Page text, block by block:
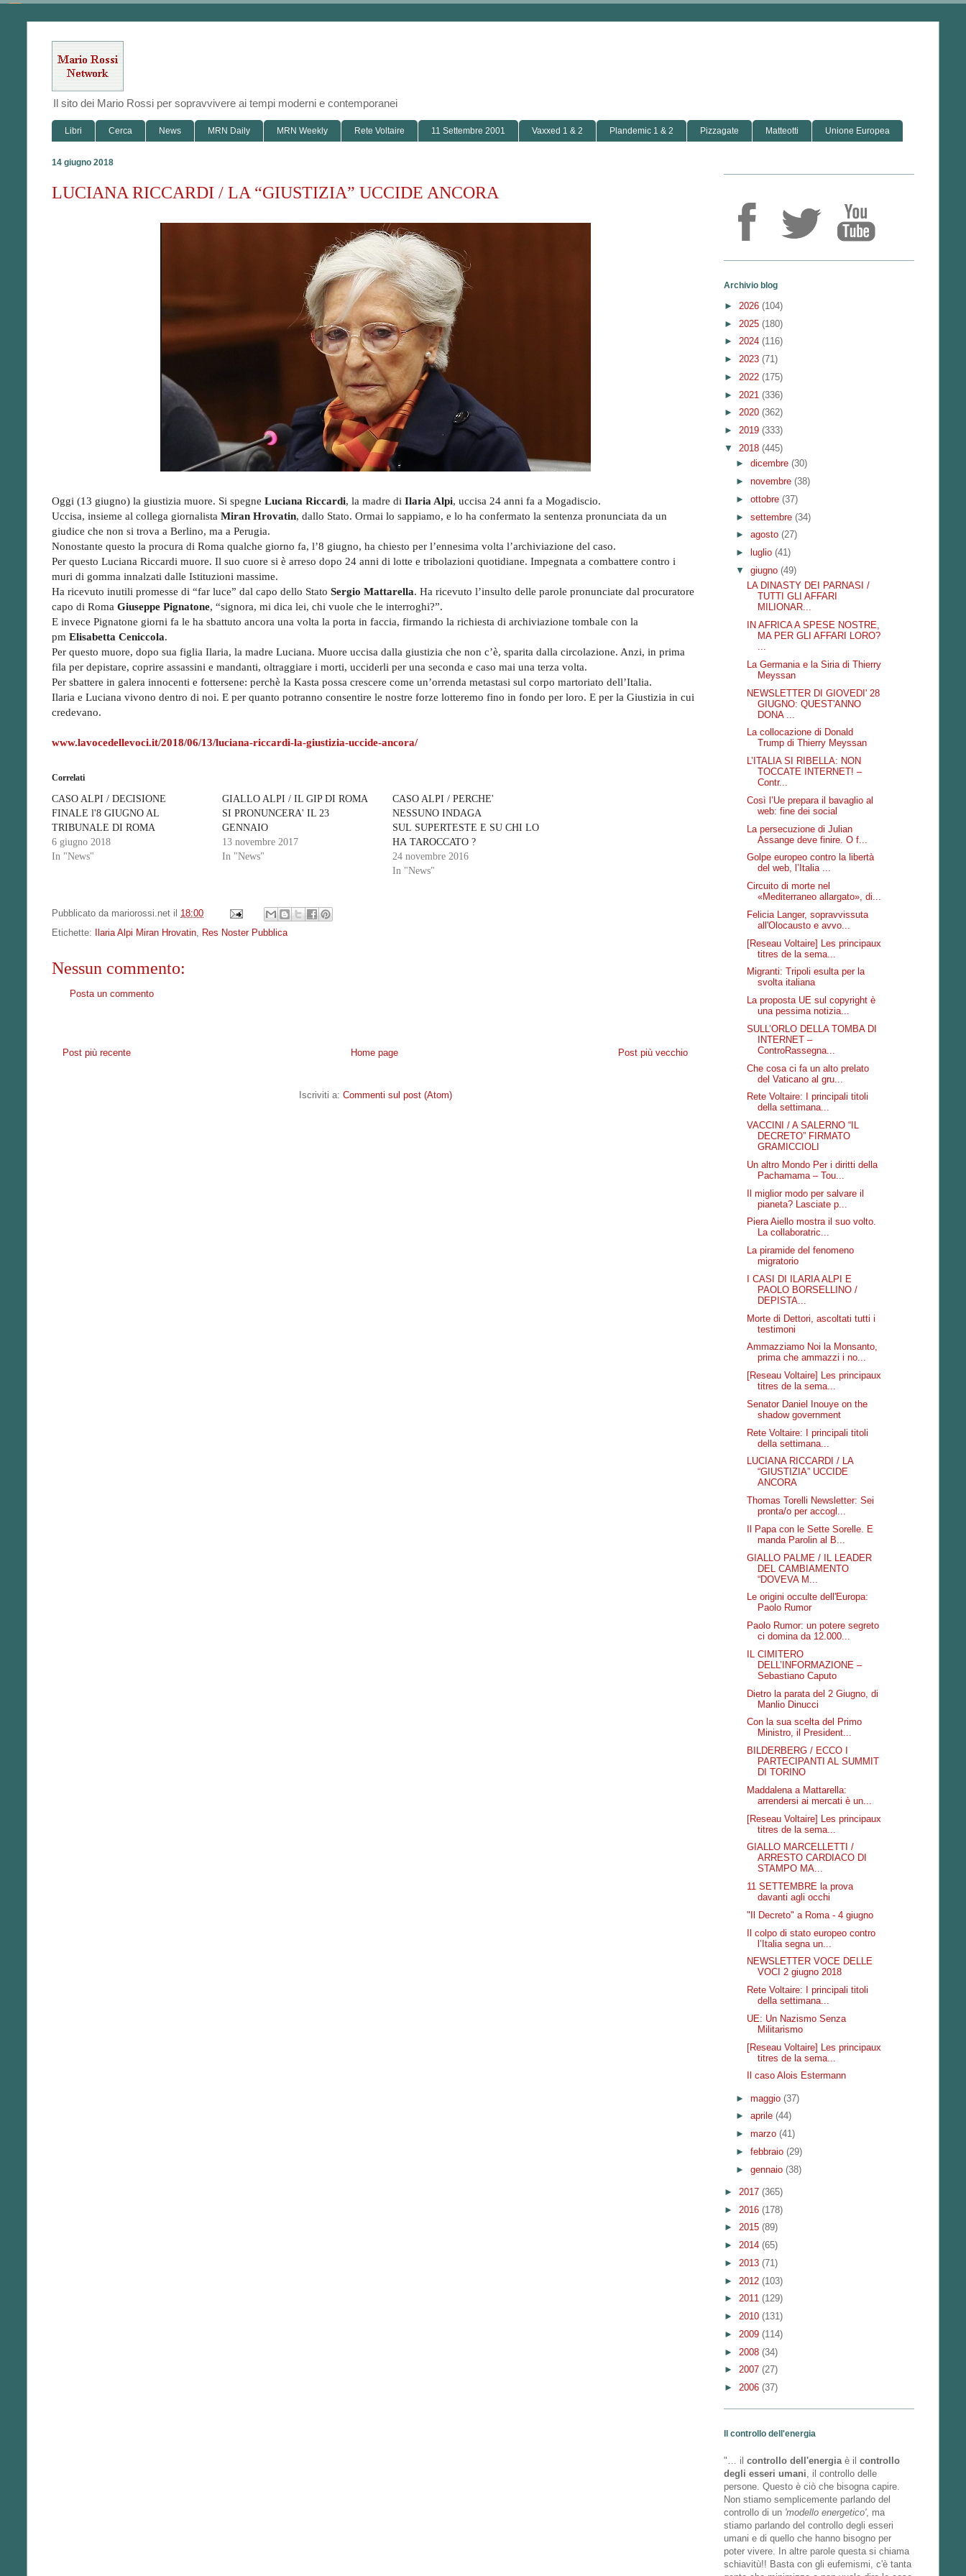
Il sito dei Mario Rossi per sopravvivere ai tempi moderni e contemporanei
Libri Cerca News MRN Daily MRN Weekly Rete Voltaire 11 Settembre 2001 Vaxxed 1 & 2 Plandemic 1 & 2 Pizzagate Matteotti Unione Europea
14 giugno 2018
LUCIANA RICCARDI / LA “GIUSTIZIA” UCCIDE ANCORA
Oggi (13 giugno) la giustizia muore. Si spegne Luciana Riccardi, la madre di Ilaria Alpi, uccisa 24 anni fa a Mogadiscio.
Uccisa, insieme al collega giornalista Miran Hrovatin, dallo Stato. Ormai lo sappiamo, e lo ha confermato la sentenza pronunciata da un
giudice che non si trova a Berlino, ma a Perugia.
Nonostante questo la procura di Roma qualche giorno fa, l’8 giugno, ha chiesto per l’ennesima volta l’archiviazione del caso.
Per questo Luciana Riccardi muore. Il suo cuore si è arreso dopo 24 anni di lotte e tribolazioni quotidiane. Impegnata a combattere contro i
muri di gomma innalzati dalle Istituzioni massime.
Ha ricevuto inutili promesse di “far luce” dal capo dello Stato Sergio Mattarella. Ha ricevuto l’insulto delle parole pronunciate dal procuratore
capo di Roma Giuseppe Pignatone, “signora, mi dica lei, chi vuole che le interroghi?”.
E invece Pignatone giorni fa le ha sbattuto ancora una volta la porta in faccia, firmando la richiesta di archiviazione tombale con la
pm Elisabetta Ceniccola.
Per questo muore, dopo sua figlia Ilaria, la madre Luciana. Muore uccisa dalla giustizia che non c’è, sparita dalla circolazione. Anzi, in prima
fila per depistare, coprire assassini e mandanti, oltraggiare i morti, ucciderli per una seconda e caso mai una terza volta.
Per sbattere in galera innocenti e fottersene: perchè la Kasta possa crescere come un’orrenda metastasi sul corpo martoriato dell’Italia.
Ilaria e Luciana vivono dentro di noi. E per quanto potranno consentire le nostre forze lotteremo fino in fondo per loro. E per la Giustizia in cui
credevano.
www.lavocedellevoci.it/2018/06/13/luciana-riccardi-la-giustizia-uccide-ancora/
Correlati
CASO ALPI / DECISIONE
FINALE l'8 GIUGNO AL
TRIBUNALE DI ROMA
6 giugno 2018
In "News"
GIALLO ALPI / IL GIP DI ROMA
SI PRONUNCERA' IL 23
GENNAIO
13 novembre 2017
In "News"
CASO ALPI / PERCHE'
NESSUNO INDAGA
SUL SUPERTESTE E SU CHI LO
HA TAROCCATO ?
24 novembre 2016
In "News"
Pubblicato da mariorossi.net il 18:00
Etichette:
Ilaria Alpi Miran Hrovatin Res Noster Pubblica
Nessun commento:
Posta un commento
Post più recente Post più vecchio
Home page
Iscriviti a: Commenti sul post (Atom)
Archivio blog
► 2026 (104)
► 2025 (180)
► 2024 (116)
► 2023 (71)
► 2022 (175)
► 2021 (336)
► 2020 (362)
► 2019 (333)
▼ 2018 (445)
► dicembre (30)
► novembre (38)
► ottobre (37)
► settembre (34)
► agosto (27)
►
luglio (41)
▼ giugno (49)
LA DINASTY DEI PARNASI /
TUTTI GLI AFFARI
MILIONAR...
IN AFRICA A SPESE NOSTRE,
MA PER GLI AFFARI LORO?
...
La Germania e la Siria di Thierry
Meyssan
NEWSLETTER DI GIOVEDI' 28
GIUGNO: QUEST'ANNO
DONA ...
La collocazione di Donald
Trump di Thierry Meyssan
L’ITALIA SI RIBELLA: NON
TOCCATE INTERNET! –
Contr...
Così l’Ue prepara il bavaglio al
web: fine dei social
La persecuzione di Julian
Assange deve finire. O f...
Golpe europeo contro la libertà
del web, l’Italia ...
Circuito di morte nel
«Mediterraneo allargato», di...
Felicia Langer, sopravvissuta
all'Olocausto e avvo...
[Reseau Voltaire] Les principaux
titres de la sema...
Migranti: Tripoli esulta per la
svolta italiana
La proposta UE sul copyright è
una pessima notizia...
SULL’ORLO DELLA TOMBA DI
INTERNET –
ControRassegna...
Che cosa ci fa un alto prelato
del Vaticano al gru...
Rete Voltaire: I principali titoli
della settimana...
VACCINI / A SALERNO “IL
DECRETO” FIRMATO
GRAMICCIOLI
Un altro Mondo Per i diritti della
Pachamama – Tou...
Il miglior modo per salvare il
pianeta? Lasciate p...
Piera Aiello mostra il suo volto.
La collaboratric...
La piramide del fenomeno
migratorio
I CASI DI ILARIA ALPI E
PAOLO BORSELLINO /
DEPISTA...
Morte di Dettori, ascoltati tutti i
testimoni
Ammazziamo Noi la Monsanto,
prima che ammazzi i no...
[Reseau Voltaire] Les principaux
titres de la sema...
Senator Daniel Inouye on the
shadow government
Rete Voltaire: I principali titoli
della settimana...
LUCIANA RICCARDI / LA
“GIUSTIZIA” UCCIDE
ANCORA
Thomas Torelli Newsletter: Sei
pronta/o per accogl...
Il Papa con le Sette Sorelle. E
manda Parolin al B...
GIALLO PALME / IL LEADER
DEL CAMBIAMENTO
“DOVEVA M...
Le origini occulte dell'Europa:
Paolo Rumor
Paolo Rumor: un potere segreto
ci domina da 12.000...
IL CIMITERO
DELL’INFORMAZIONE –
Sebastiano Caputo
Dietro la parata del 2 Giugno, di
Manlio Dinucci
Con la sua scelta del Primo
Ministro, il President...
BILDERBERG / ECCO I
PARTECIPANTI AL SUMMIT
DI TORINO
Maddalena a Mattarella:
arrendersi ai mercati è un...
[Reseau Voltaire] Les principaux
titres de la sema...
GIALLO MARCELLETTI /
ARRESTO CARDIACO DI
STAMPO MA...
11 SETTEMBRE la prova
davanti agli occhi
"Il Decreto" a Roma - 4 giugno
Il colpo di stato europeo contro
l’Italia segna un...
NEWSLETTER VOCE DELLE
VOCI 2 giugno 2018
Rete Voltaire: I principali titoli
della settimana...
UE: Un Nazismo Senza
Militarismo
[Reseau Voltaire] Les principaux
titres de la sema...
Il caso Alois Estermann
► maggio (37)
► aprile (44)
► marzo (41)
► febbraio (29)
► gennaio (38)
► 2017 (365)
► 2016 (178)
► 2015 (89)
► 2014 (65)
► 2013 (71)
► 2012 (103)
► 2011 (129)
► 2010 (131)
► 2009 (114)
► 2008 (34)
► 2007 (27)
► 2006 (37)
Il controllo dell'energia
"… il controllo dell'energia è il controllo
degli esseri umani , il controllo delle
persone. Questo è ciò che bisogna capire.
Non stiamo semplicemente parlando del
controllo di un 'modello energetico', ma
stiamo parlando del controllo degli esseri
umani e di quello che hanno bisogno per
poter vivere. In altre parole questa si chiama
schiavitù!! Basta con gli eufemismi, c'è tanta